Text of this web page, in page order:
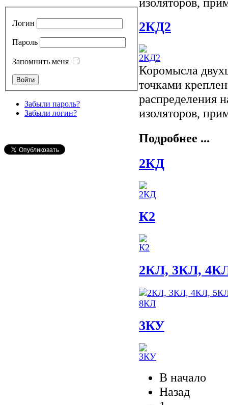
Логин
Пароль
Запомнить меня
Забыли пароль?
Забыли логин?
2КД2
Коромысла
точками
распределения
изоляторов,
Подробнее ...
2КД
К2
2КЛ, 3КЛ,
3КУ
В начало
Назад